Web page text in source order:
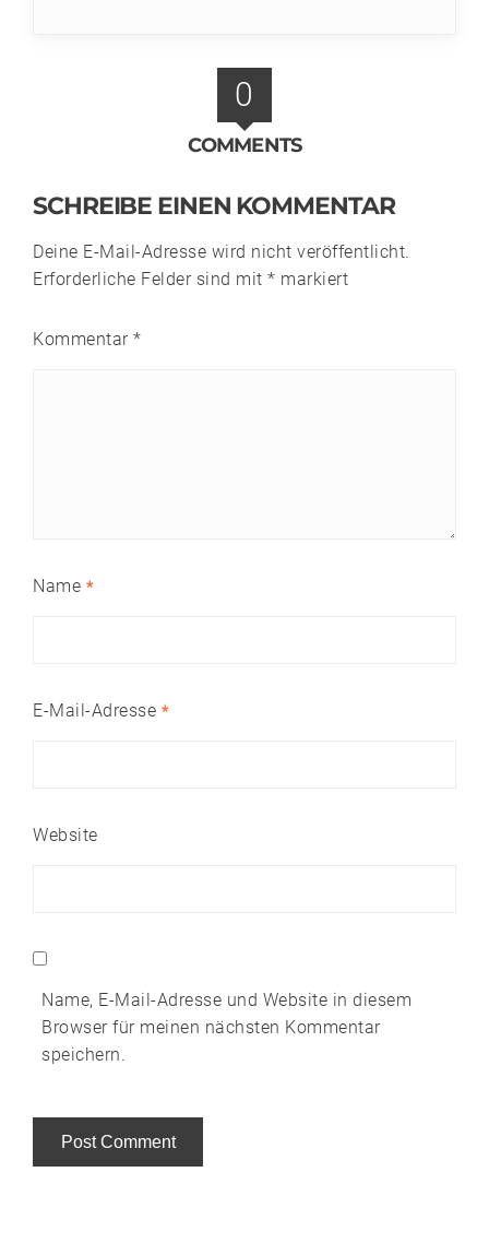
0
COMMENTS
SCHREIBE EINEN KOMMENTAR
Deine E-Mail-Adresse wird nicht veröffentlicht.
Erforderliche Felder sind mit * markiert
Kommentar *
Name *
E-Mail-Adresse *
Website
Name, E-Mail-Adresse und Website in diesem
Browser für meinen nächsten Kommentar
speichern.